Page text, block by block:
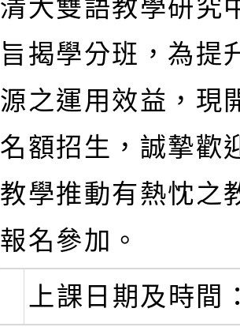
清大雙語教學研究
旨揭學分班，為提
源之運用效益，現
名額招生，誠摯歡
教學推動有熱忱之
報名參加。
上課日期及時間